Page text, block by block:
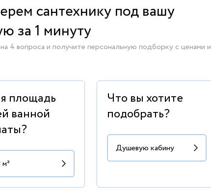
сантехнику под вашу
за 1 минуту
4 вопроса и получите персональную подборку с ценами и
площадь
ванной
Что вы хотите
подобрать?